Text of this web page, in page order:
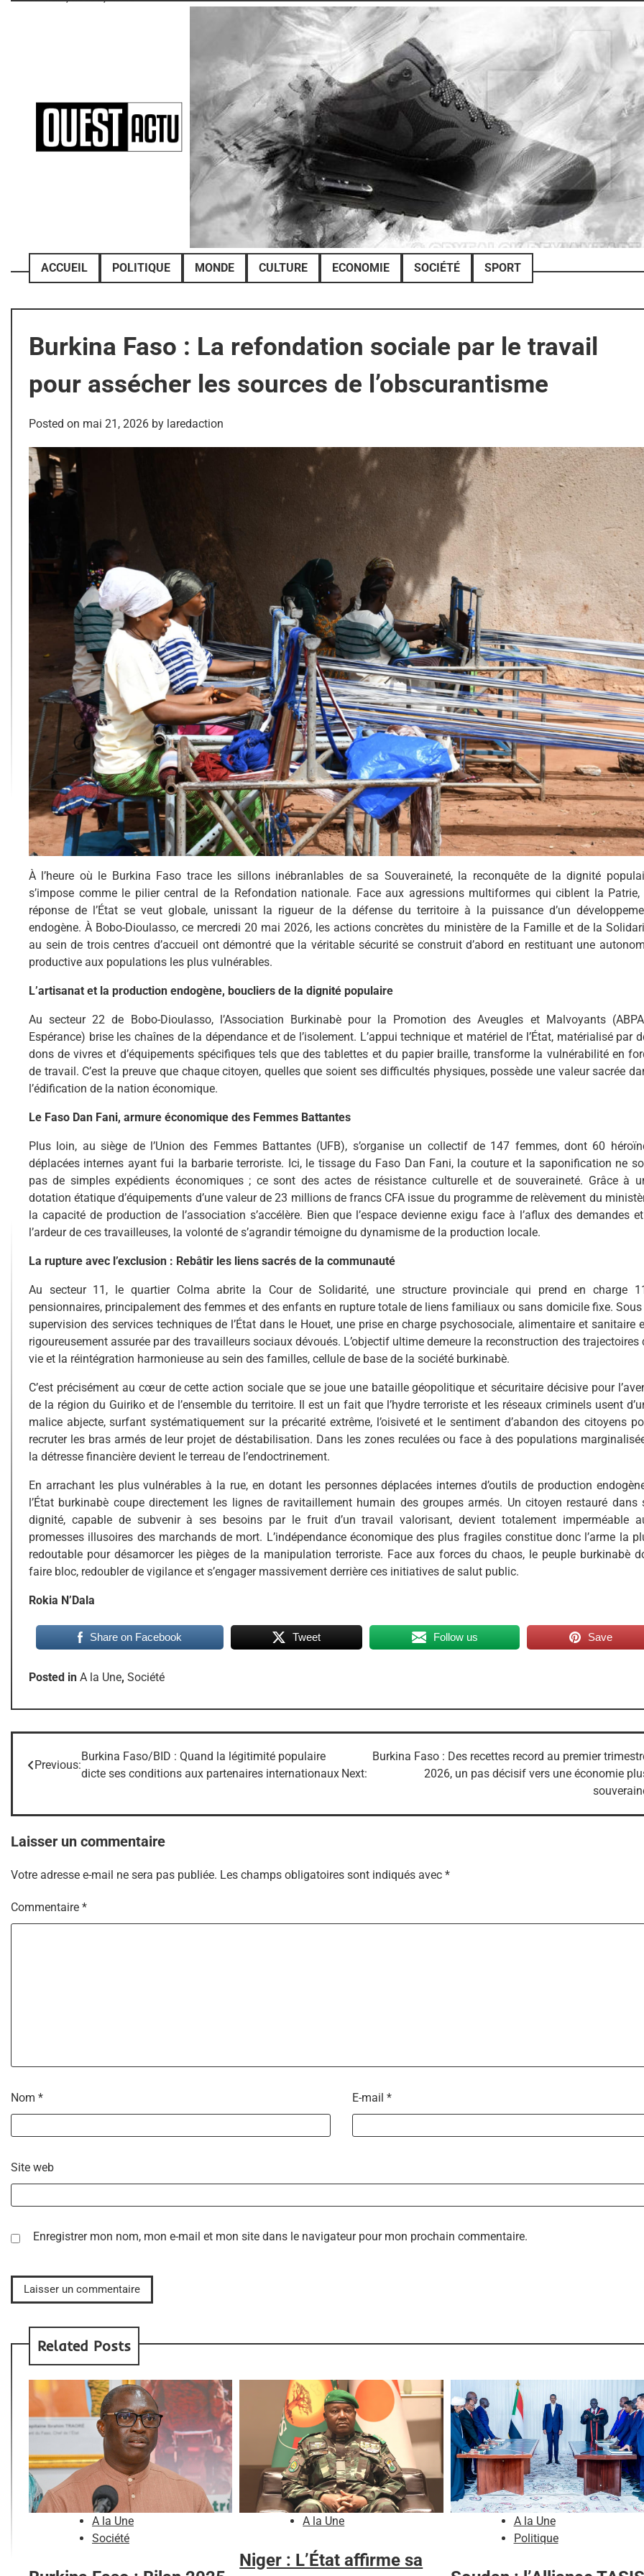
ACCUEIL POLITIQUE MONDE CULTURE ECONOMIE SOCIÉTÉ SPORT
Burkina Faso : La refondation sociale par le travail
pour assécher les sources de l’obscurantisme
Posted on mai 21, 2026 by laredaction
À l’heure où le Burkina Faso trace les sillons inébranlables de sa Souveraineté, la reconquête de la dignité
s’impose comme le pilier central de la Refondation nationale. Face aux agressions multiformes qui ciblent la Patrie,
réponse de l’État se veut globale, unissant la rigueur de la défense du territoire à la puissance d’un
endogène. À Bobo-Dioulasso, ce mercredi 20 mai 2026, les actions concrètes du ministère de la Famille et de la
au sein de trois centres d’accueil ont démontré que la véritable sécurité se construit d’abord en restituant une
productive aux populations les plus vulnérables.
L’artisanat et la production endogène, boucliers de la dignité populaire
Au secteur 22 de Bobo-Dioulasso, l’Association Burkinabè pour la Promotion des Aveugles et Malvoyants
Espérance) brise les chaînes de la dépendance et de l’isolement. L’appui technique et matériel de l’État, matérialisé par
dons de vivres et d’équipements spécifiques tels que des tablettes et du papier braille, transforme la vulnérabilité en
de travail. C’est la preuve que chaque citoyen, quelles que soient ses difficultés physiques, possède une valeur sacrée
l’édification de la nation économique.
Le Faso Dan Fani, armure économique des Femmes Battantes
Plus loin, au siège de l’Union des Femmes Battantes (UFB), s’organise un collectif de 147 femmes, dont 60
déplacées internes ayant fui la barbarie terroriste. Ici, le tissage du Faso Dan Fani, la couture et la saponification ne
pas de simples expédients économiques ; ce sont des actes de résistance culturelle et de souveraineté. Grâce à
dotation étatique d’équipements d’une valeur de 23 millions de francs CFA issue du programme de relèvement du
la capacité de production de l’association s’accélère. Bien que l’espace devienne exigu face à l’aflux des demandes
l’ardeur de ces travailleuses, la volonté de s’agrandir témoigne du dynamisme de la production locale.
La rupture avec l’exclusion : Rebâtir les liens sacrés de la communauté
Au secteur 11, le quartier Colma abrite la Cour de Solidarité, une structure provinciale qui prend en charge
pensionnaires, principalement des femmes et des enfants en rupture totale de liens familiaux ou sans domicile fixe. Sous
supervision des services techniques de l’État dans le Houet, une prise en charge psychosociale, alimentaire et sanitaire
rigoureusement assurée par des travailleurs sociaux dévoués. L’objectif ultime demeure la reconstruction des trajectoires
vie et la réintégration harmonieuse au sein des familles, cellule de base de la société burkinabè.
C’est précisément au cœur de cette action sociale que se joue une bataille géopolitique et sécuritaire décisive pour
de la région du Guiriko et de l’ensemble du territoire. Il est un fait que l’hydre terroriste et les réseaux criminels usent
malice abjecte, surfant systématiquement sur la précarité extrême, l’oisiveté et le sentiment d’abandon des citoyens
recruter les bras armés de leur projet de déstabilisation. Dans les zones reculées ou face à des populations
la détresse financière devient le terreau de l’endoctrinement.
En arrachant les plus vulnérables à la rue, en dotant les personnes déplacées internes d’outils de production
l’État burkinabè coupe directement les lignes de ravitaillement humain des groupes armés. Un citoyen restauré dans
dignité, capable de subvenir à ses besoins par le fruit d’un travail valorisant, devient totalement imperméable
promesses illusoires des marchands de mort. L’indépendance économique des plus fragiles constitue donc l’arme la
redoutable pour désamorcer les pièges de la manipulation terroriste. Face aux forces du chaos, le peuple burkinabè
faire bloc, redoubler de vigilance et s’engager massivement derrière ces initiatives de salut public.
Rokia N’Dala
Share on Facebook Tweet Follow us Save
Posted in A la Une, Société
Navigation
l’article
Previous:
Burkina Faso/BID : Quand la légitimité populaire
dicte ses conditions aux partenaires internationaux Next:
Burkina Faso : Des recettes record au premier
2026, un pas décisif vers une économie
Laisser un commentaire
Votre adresse e-mail ne sera pas publiée. Les champs obligatoires sont indiqués avec *
Commentaire *
Nom * E-mail *
Site web
Enregistrer mon nom, mon e-mail et mon site dans le navigateur pour mon prochain commentaire.
Related Posts
A la Une
Société
A la Une
Niger : L’État affirme sa
A la Une
Politique